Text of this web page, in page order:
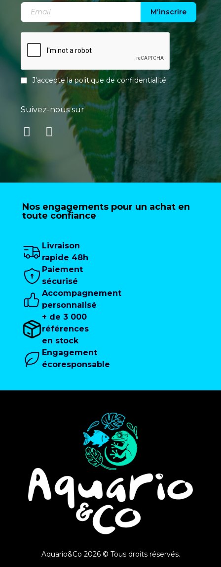
M'inscrire
J'accepte lapolitique de confidentialité.
Suivez-nous sur
Nos engagements pour un achat en
toute confiance
Livraison
rapide 48h
Paiement
sécurisé
Accompagnement
personnalisé
+ de 3 000
références
en stock
Engagement
écoresponsable
Aquario&Co 2026 © Tous droits réservés.